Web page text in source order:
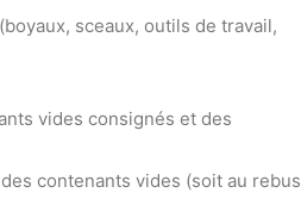
sceaux, outils de travail,
vides consignés et des
contenants vides (soit au rebus